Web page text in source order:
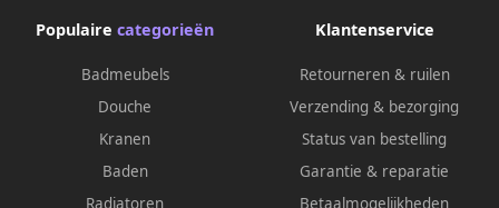
Populaire categorieën
Badmeubels
Douche
Kranen
Baden
Klantenservice
Retourneren & ruilen
Verzending & bezorging
Status van bestelling
Garantie & reparatie